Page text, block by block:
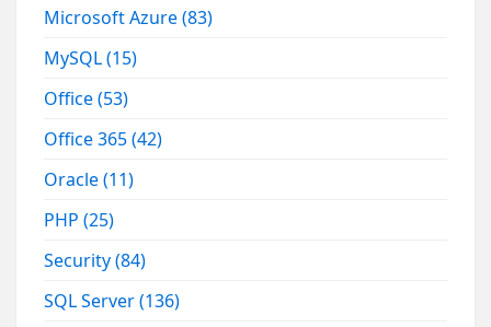
Microsoft Azure(83)
MySQL(15)
Office(53)
Office 365(42)
Oracle(11)
PHP(25)
Security(84)
SQL Server(136)